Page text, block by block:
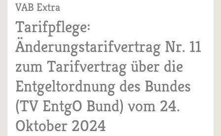
VAB Extra
Tarifpflege:
Änderungstarifvertrag Nr. 11
zum Tarifvertrag über die
Entgeltordnung des Bundes
(TV EntgO Bund) vom 24.
Oktober 2024